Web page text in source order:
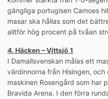
gängliga portugisen Camoes
masar ska hållas som det
alltför hög procent på tvåan
4. Häcken – Vittsjö 1
I Damallsvenskan målas ett
värdinnorna från Hisingen,
maskinen Rosengård som har
Bravida Arena. I den förra